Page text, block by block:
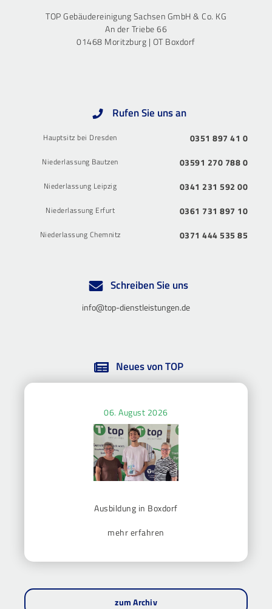
TOP Gebäudereinigung Sachsen GmbH & Co. KG
An der Triebe 66
01468 Moritzburg | OT Boxdorf
Rufen Sie uns an
Hauptsitz bei Dresden 0351 897 41 0
Niederlassung Bautzen 03591 270 788 0
Niederlassung Leipzig 0341 231 592 00
Niederlassung Erfurt 0361 731 897 10
Niederlassung Chemnitz 0371 444 535 85
Schreiben Sie uns
info@top-dienstleistungen.de
Neues von TOP
06. August 2026
Ausbildung in Boxdorf
mehr erfahren
zum Archiv